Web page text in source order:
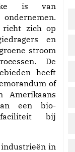
is van
richt zich op
en
stroom
De
heeft
of
Amerikaans
een bio-
bij
industrieën in